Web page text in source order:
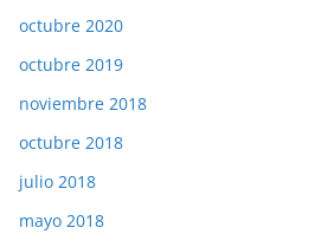
octubre 2020
octubre 2019
noviembre 2018
octubre 2018
julio 2018
mayo 2018